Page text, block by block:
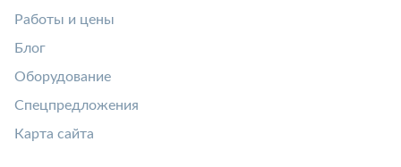
Работы и цены
Блог
Оборудование
Спецпредложения
Карта сайта